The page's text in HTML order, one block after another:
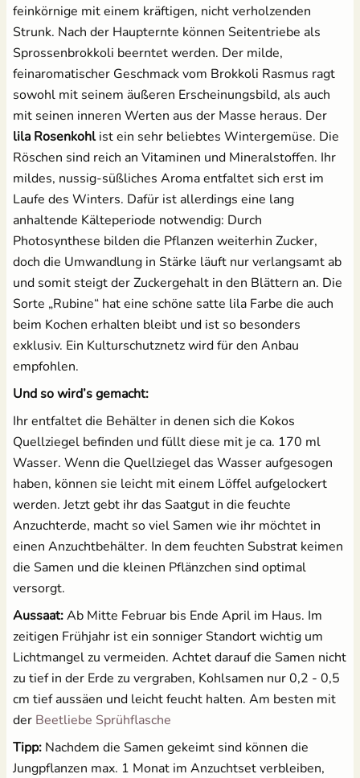
feinkörnige mit einem kräftigen, nicht verholzenden
Strunk. Nach der Haupternte können Seitentriebe als
Sprossenbrokkoli beerntet werden. Der milde,
feinaromatischer Geschmack vom Brokkoli Rasmus ragt
sowohl mit seinem äußeren Erscheinungsbild, als auch
mit seinen inneren Werten aus der Masse heraus. Der
lila Rosenkohlist ein sehr beliebtes Wintergemüse. Die
Röschen sind reich an Vitaminen und Mineralstoffen. Ihr
mildes, nussig-süßliches Aroma entfaltet sich erst im
Laufe des Winters. Dafür ist allerdings eine lang
anhaltende Kälteperiode notwendig: Durch
Photosynthese bilden die Pflanzen weiterhin Zucker,
doch die Umwandlung in Stärke läuft nur verlangsamt ab
und somit steigt der Zuckergehalt in den Blättern an. Die
Sorte „Rubine“ hat eine schöne satte lila Farbe die auch
beim Kochen erhalten bleibt und ist so besonders
exklusiv. Ein Kulturschutznetz wird für den Anbau
empfohlen.
Und so wird’s gemacht:
Ihr entfaltet die Behälter in denen sich die Kokos
Quellziegel befinden und füllt diese mit je ca. 170 ml
Wasser. Wenn die Quellziegel das Wasser aufgesogen
haben, können sie leicht mit einem Löffel aufgelockert
werden. Jetzt gebt ihr das Saatgut in die feuchte
Anzuchterde, macht so viel Samen wie ihr möchtet in
einen Anzuchtbehälter. In dem feuchten Substrat keimen
die Samen und die kleinen Pflänzchen sind optimal
versorgt.
Aussaat:Ab Mitte Februar bis Ende April im Haus. Im
zeitigen Frühjahr ist ein sonniger Standort wichtig um
Lichtmangel zu vermeiden. Achtet darauf die Samen nicht
zu tief in der Erde zu vergraben, Kohlsamen nur 0,2 - 0,5
cm tief aussäen und leicht feucht halten. Am besten mit
der Beetliebe Sprühflasche
Tipp: Nachdem die Samen gekeimt sind können die
Jungpflanzen max. 1 Monat im Anzuchtset verbleiben,